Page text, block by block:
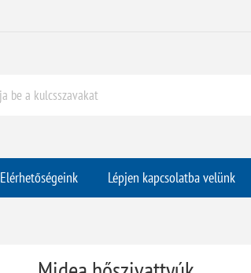
Elérhetőségeink Lépjen kapcsolatba velünk